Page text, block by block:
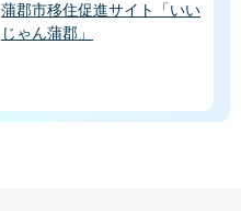
蒲郡市移住促進サイト「いい
じゃん蒲郡」